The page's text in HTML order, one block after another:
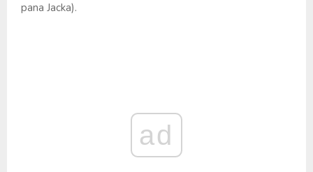
pana Jacka).
ad